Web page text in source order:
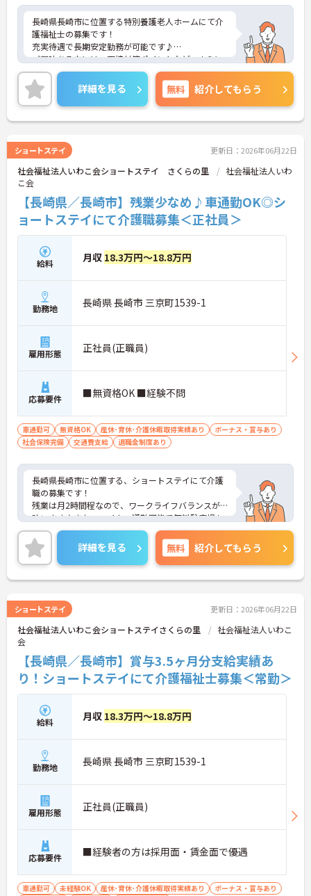
長崎県長崎市に位置する特別養護老人ホームにて介
護福祉士の募集です！
充実待遇で長期安定勤務が可能です♪
ご興味ある方には、面接対策ポイントなど、さらに
詳細をお話しいたしますのでお気軽にご相談くださ
い！
詳細を見る 無料 紹介してもらう
ショートステイ 更新日：2026年06月22日
社会福祉法人いわこ会ショートステイ さくらの里
社会福祉法人いわ
こ会
【長崎県／長崎市】残業少なめ♪車通勤OK◎シ
ョートステイにて介護職募集＜正社員＞
給料 月収 18.3万円～18.8万円
勤務地 長崎県 長崎市 三京町1539-1
雇用形態 正社員(正職員)
応募要件 ■無資格OK ■経験不問
車通勤可 無資格OK 産休･育休･介護休暇取得実績あり
ボーナス・賞与あり
社会保険完備
交通費支給 退職金制度あり
長崎県長崎市に位置する、ショートステイにて介護
職の募集です！
残業は月2時間程なので、ワークライフバランスが
叶います♪また、マイカー通勤可能で無料駐車場も
あるので通勤らくらくです◎
ご興味のある方には、面接対策ポイントなど、さら
に詳細をお話しいたしますのでお気軽にご相談くだ
さい！
詳細を見る 無料 紹介してもらう
ショートステイ 更新日：2026年06月22日
社会福祉法人いわこ会ショートステイさくらの里
社会福祉法人いわこ
会
【長崎県／長崎市】賞与3.5ヶ月分支給実績あ
り！ショートステイにて介護福祉士募集＜常勤＞
給料 月収 18.3万円～18.8万円
勤務地 長崎県 長崎市 三京町1539-1
雇用形態 正社員(正職員)
応募要件 ■経験者の方は採用面・賃金面で優遇
車通勤可 未経験OK 産休･育休･介護休暇取得実績あり
ボーナス・賞与あり